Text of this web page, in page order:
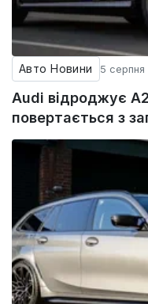
Авто Новини 5 серпня
Audi відроджує
повертається з